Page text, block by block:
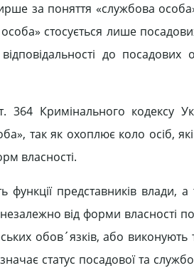
за поняття «службова
стосується лише
до посадо­вих
Кримінального кодексу
так як охоплює коло осіб,
власності.
представників влади,
від форми власності
обов´язків, або виконують
статус посадової та